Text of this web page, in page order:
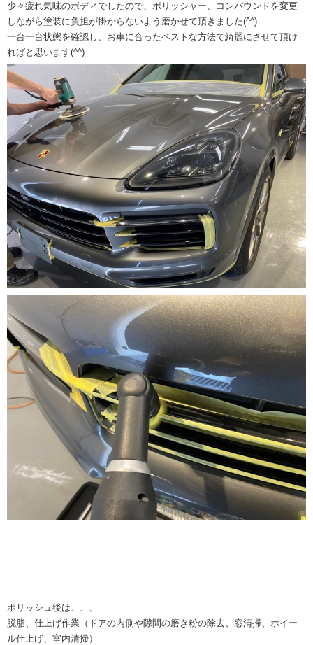
少々疲れ気味のボディでしたので、ポリッシャー、コンパウンドを変更
しながら塗装に負担が掛からないよう磨かせて頂きました(^^)
一台一台状態を確認し、お車に合ったベストな方法で綺麗にさせて頂け
ればと思います(^^)
ポリッシュ後は、、、
脱脂、仕上げ作業（ドアの内側や隙間の磨き粉の除去、窓清掃、ホイー
ル仕上げ、室内清掃）